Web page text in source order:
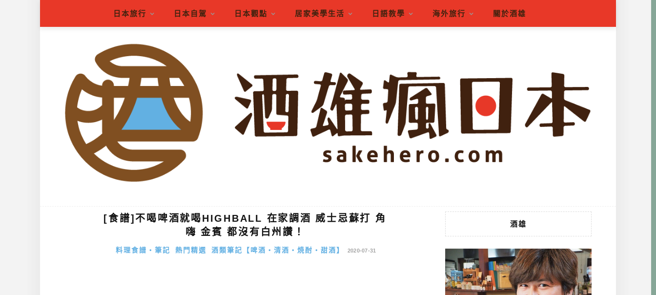
日本旅行 日本自駕 日本觀點 居家美學生活 日語教學 海外旅行 關於酒雄
[食譜]不喝啤酒就喝HIGHBALL 在家調酒 威士忌蘇打 角
嗨 金賓 都沒有白州讚！
料理食譜・筆記 熱門精選 酒類筆記【啤酒・清酒・焼酎・甜酒】 2020-07-31
酒雄